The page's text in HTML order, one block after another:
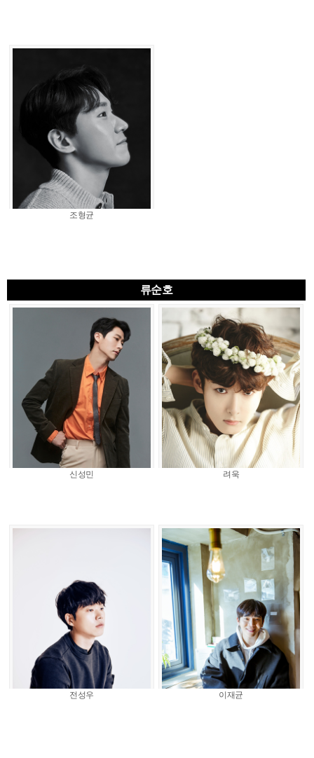
조형균
류순호
신성민 려욱
전성우 이재균